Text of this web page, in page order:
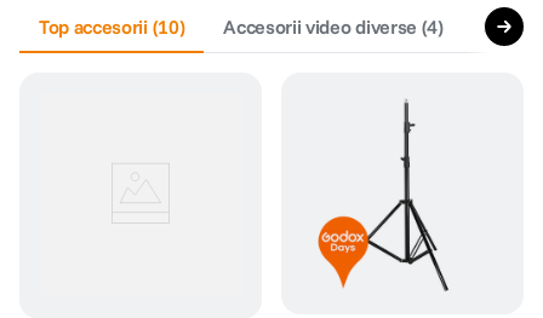
lavaliera
dji mic mini
Top accesorii (10) Accesorii video diverse (4)